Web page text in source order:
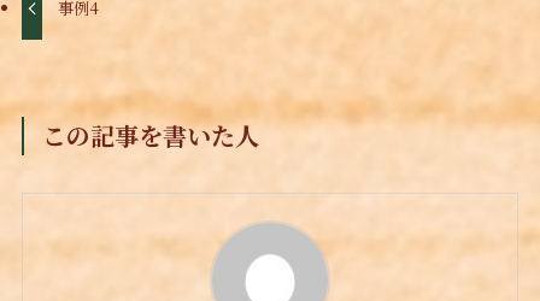
事例4
この記事を書いた人